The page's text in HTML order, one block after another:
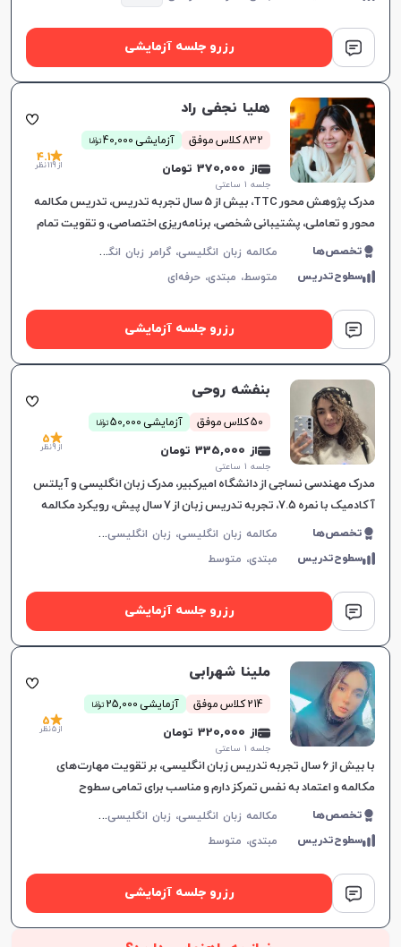
رزرو جلسه آزمایشی
هلیا نجفی راد
832 کلاس موفق آزمایشی 40,000 توما
ن
از 370,000 تومان
جلسه ۱ ساعتی
4.1
از 119 نظر
مدرک پژوهش محور TTC، بیش از 5 سال تجربه تدریس، تدریس مکالمه
محور و تعاملی، پشتیبانی شخصی، برنامه‌ریزی اختصاصی، و تقویت تمام
مهارت‌های زبان انگلیسی.
تخصص‌ها م
کالمه زبان انگلیسی، گرامر زبان انگلیسی، زبان انگلیسی آمریکایی، زبان انگلیسی هفتم دبیرستان، زبان انگلیسی هشتم دبیرستان، زبان انگلیسی نهم دبیرستان، زبان انگلیسی دهم دبیرستان، زبان انگلیسی یازدهم دبیرستان، زبان انگلیسی عمومی، زبان انگلیسی دوازدهم دبیرستان، زبان انگلیسی کنکور سراسری، زبان انگلیسی کودکان
سطوح‌تدریس متوسط، مبتدی،حرفه‌ای
رزرو جلسه آزمایشی
بنفشه روحی
50 کلاس موفق آزمایشی 50,000 توما
ن
از 335,000 تومان
جلسه ۱ ساعتی
5
از 9 نظر
مدرک مهندسی نساجی از دانشگاه امیرکبیر، مدرک زبان انگلیسی و آیلتس
آکادمیک با نمره ۷.۵، تجربه تدریس زبان از ۷ سال پیش، رویکرد مکالمه
محور در آموزش
تخصص‌ها م
کالمه زبان انگلیسی، زبان انگلیسی عمومی، گرامر زبان انگلیسی، زبان انگلیسی تجاری، زبان انگلیسی آمریکایی، زبان انگلیسی هفتم دبیرستان، زبان انگلیسی هشتم دبیرستان، زبان انگلیسی نهم دبیرستان، زبان انگلیسی دهم دبیرستان، زبان انگلیسی یازدهم دبیرستان، زبان انگلیسی دوازدهم دبیرستان، زبان انگلیسی کودکان، آیلتس، تافل
سطوح‌تدریس مبتدی، متوسط
رزرو جلسه آزمایشی
ملینا شهرابی
214 کلاس موفق آزمایشی 25,000 توما
ن
از 320,000 تومان
جلسه ۱ ساعتی
5
از 5 نظر
با بیش از ۶ سال تجربه تدریس زبان انگلیسی، بر تقویت مهارت‌های
مکالمه و اعتماد به نفس تمرکز دارم و مناسب برای تمامی سطوح
زبان‌آموزان هستم.
تخصص‌ها م
کالمه زبان انگلیسی، زبان انگلیسی عمومی، گرامر زبان انگلیسی، زبان انگلیسی آمریکایی، زبان انگلیسی کنکور سراسری، زبان انگلیسی هفتم دبیرستان، زبان انگلیسی هشتم دبیرستان، زبان انگلیسی نهم دبیرستان، زبان انگلیسی دهم دبیرستان، زبان انگلیسی یازدهم دبیرستان، زبان انگلیسی دوازدهم دبیرستان، زبان انگلیسی کودکان
سطوح‌تدریس مبتدی، متوسط
رزرو جلسه آزمایشی